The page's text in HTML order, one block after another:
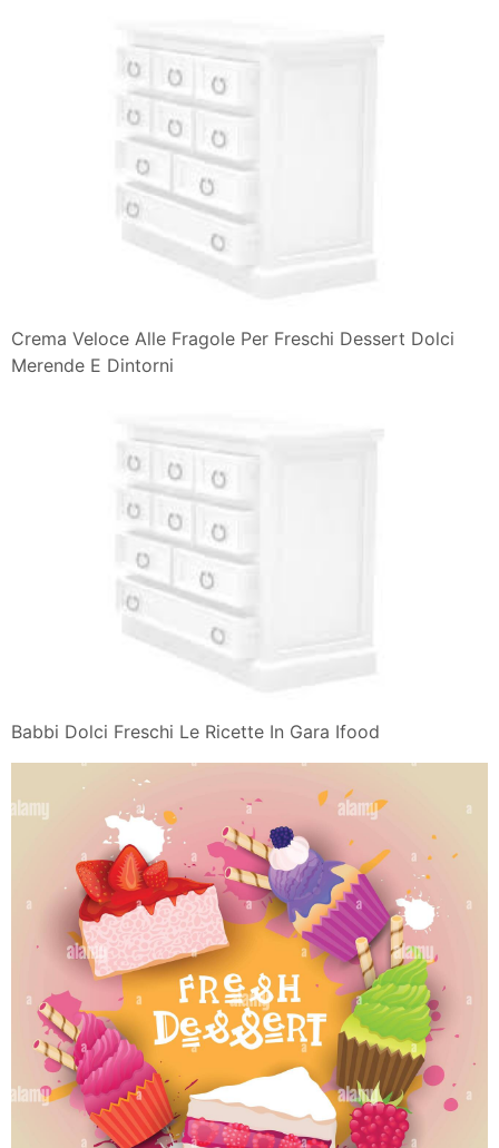
Crema Veloce Alle Fragole Per Freschi Dessert Dolci
Merende E Dintorni
Babbi Dolci Freschi Le Ricette In Gara Ifood